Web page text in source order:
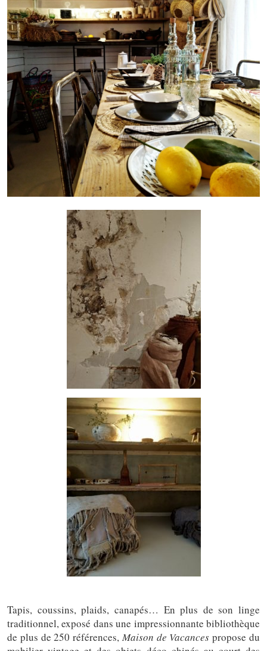
Tapis, coussins, plaids, canapés… En plus de son linge
traditionnel, exposé dans une impressionnante bibliothèque
de plus de 250 références, Maison de Vacances propose du